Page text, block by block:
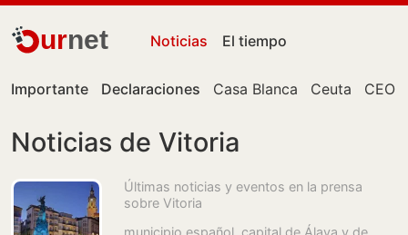
urnet Noticias El tiempo
Importante Declaraciones Casa Blanca Ceuta CEO
Noticias de Vitoria
Últimas noticias y eventos en la prensa
sobre Vitoria
municipio español, capital de Álava y de